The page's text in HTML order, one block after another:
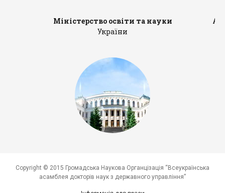
Міністерство освіти та науки
України
Copyright © 2015 Громадська Наукова Органцізація “Всеукраїнська
асамблея докторів наук з державного управління”